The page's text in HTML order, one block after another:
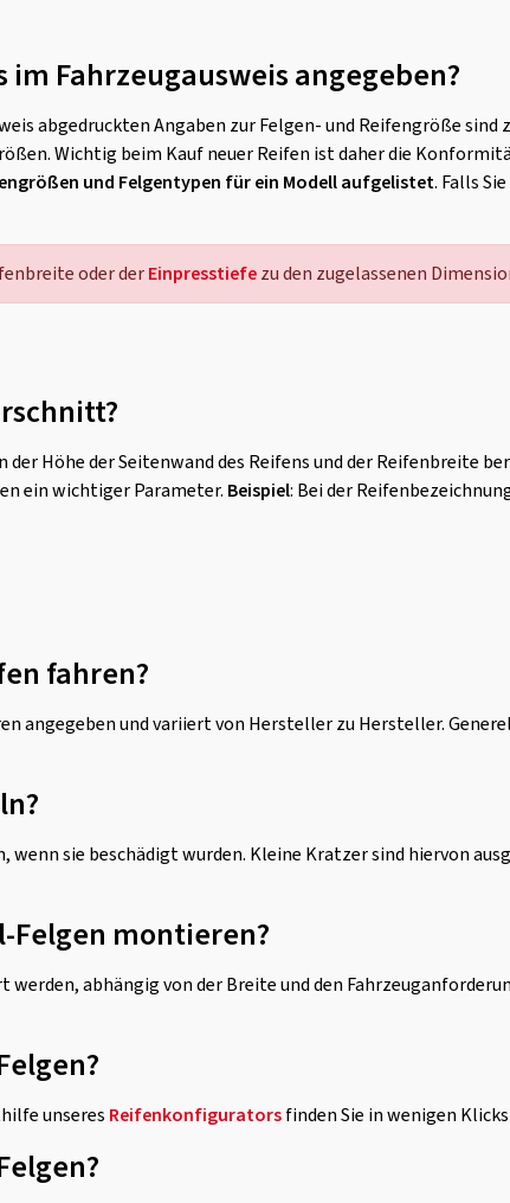
Fahrzeugausweis angegeben?
abgedruckten Angaben zur Felgen- und Reifengröße
Wichtig beim Kauf neuer Reifen ist daher die
und Felgentypen für ein Modell aufgelistet. Falls
oder derEinpresstiefezu den zugelassenen
Höhe der Seitenwand des Reifens und der Reifenbreite
ein wichtiger Parameter. Beispiel: Bei der
fahren?
angegeben und variiert von Hersteller zu Hersteller.
wenn sie beschädigt wurden. Kleine Kratzer sind hiervon
Felgen montieren?
abhängig von der Breite und den
unseres Reifenkonfiguratorsfinden Sie in wenigen